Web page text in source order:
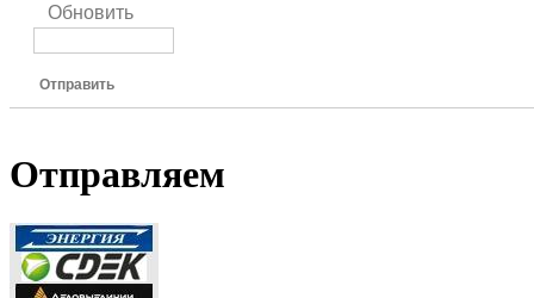
Обновить
Отправить
Отправляем